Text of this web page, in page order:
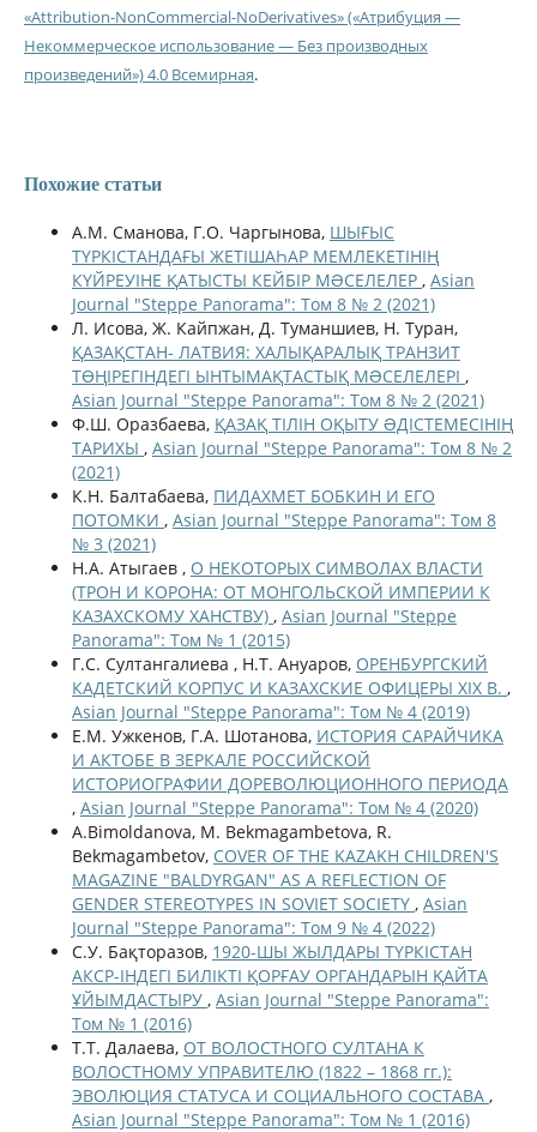
«Attribution-NonCommercial-NoDerivatives» («Атрибуция —
Некоммерческое использование — Без производных
произведений») 4.0 Всемирная.
Похожие статьи
А.М. Сманова, Г.О. Чаргынова, ШЫҒЫС
ТҮРКІСТАНДАҒЫ ЖЕТІШАҺАР МЕМЛЕКЕТІНІҢ
КҮЙРЕУІНЕ ҚАТЫСТЫ КЕЙБІР МƏСЕЛЕЛЕР , Asian
Journal "Steppe Panorama": Том 8 № 2 (2021)
Л. Исова, Ж. Кайпжан, Д. Туманшиев, Н. Тyран,
ҚАЗАҚСТАН- ЛАТВИЯ: ХАЛЫҚАРАЛЫҚ ТРАНЗИТ
ТӨҢІРЕГІНДЕГІ ЫНТЫМАҚТАСТЫҚ МƏСЕЛЕЛЕРІ ,
Asian Journal "Steppe Panorama": Том 8 № 2 (2021)
Ф.Ш. Оразбаева, ҚАЗАҚ ТІЛІН ОҚЫТУ ƏДІСТЕМЕСІНІҢ
ТАРИХЫ , Asian Journal "Steppe Panorama": Том 8 № 2
(2021)
К.Н. Балтабаева, ПИДАХМЕТ БОБКИН И ЕГО
ПОТОМКИ , Asian Journal "Steppe Panorama": Том 8
№ 3 (2021)
Н.А. Атыгаев , О НЕКОТОРЫХ СИМВОЛАХ ВЛАСТИ
(ТРОН И КОРОНА: ОТ МОНГОЛЬСКОЙ ИМПЕРИИ К
КАЗАХСКОМУ ХАНСТВУ) , Asian Journal "Steppe
Panorama": Том № 1 (2015)
Г.С. Султангалиева , Н.Т. Ануаров, ОРЕНБУРГСКИЙ
КАДЕТСКИЙ КОРПУС И КАЗАХСКИЕ ОФИЦЕРЫ XIX В. ,
Asian Journal "Steppe Panorama": Том № 4 (2019)
Е.М. Ужкенов, Г.А. Шотанова, ИСТОРИЯ САРАЙЧИКА
И АКТОБЕ В ЗЕРКАЛЕ РОССИЙСКОЙ
ИСТОРИОГРАФИИ ДОРЕВОЛЮЦИОННОГО ПЕРИОДА
, Asian Journal "Steppe Panorama": Том № 4 (2020)
A.Bimoldanova, M. Bekmagambetova, R.
Bekmagambetov, COVER OF THE KAZAKH CHILDREN'S
MAGAZINE "BALDYRGAN" AS A REFLECTION OF
GENDER STEREOTYPES IN SOVIET SOCIETY , Asian
Journal "Steppe Panorama": Том 9 № 4 (2022)
С.У. Бақторазов, 1920-ШЫ ЖЫЛДАРЫ ТҮРКІСТАН
АКСР-ІНДЕГІ БИЛІКТІ ҚОРҒАУ ОРГАНДАРЫН ҚАЙТА
ҰЙЫМДАСТЫРУ , Asian Journal "Steppe Panorama":
Том № 1 (2016)
Т.Т. Далаева, ОТ ВОЛОСТНОГО СУЛТАНА К
ВОЛОСТНОМУ УПРАВИТЕЛЮ (1822 – 1868 гг.):
ЭВОЛЮЦИЯ СТАТУСА И СОЦИАЛЬНОГО СОСТАВА ,
Asian Journal "Steppe Panorama": Том № 1 (2016)